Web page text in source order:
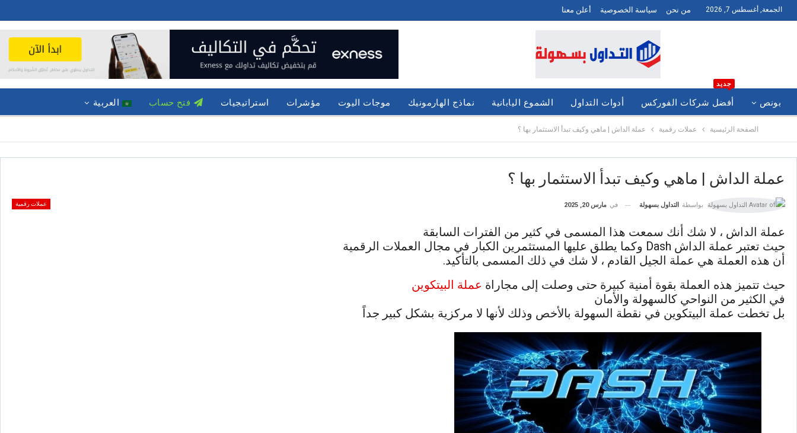
الجمعة, أغسطس 7, 2026 من نحن سياسة الخصوصية أعلن معنا
بونص أفضل شركات الفوركس
جديد
أدوات التداول الشموع اليابانية نماذج الهارمونيك موجات اليوت مؤشرات استراتيجيات فتح حساب العربية
الصفحة الرئيسية عملات رقمية عملة الداش | ماهي وكيف تبدأ الاستثمار بها ؟
عملة الداش | ماهي وكيف تبدأ الاستثمار بها ؟
عملات رقمية بواسطة التداول بسهولة في مارس 20, 2025
عملة الداش ، لا شك أنك سمعت هذا المسمى في كثير من الفترات السابقة
حيث تعتبر عملة الداش Dash وكما يطلق عليها المستثمرين الكبار في مجال العملات الرقمية
أن هذه العملة هي عملة الجيل القادم ، لا شك في ذلك المسمى بالتأكيد.
حيث تتميز هذه العملة بقوة أمنية كبيرة حتى وصلت إلى مجاراة عملة البيتكوين
في الكثير من النواحي كالسهولة والأمان
بل تخطت عملة البيتكوين في نقطة السهولة بالأخص وذلك لأنها لا مركزية بشكل كبير جداً